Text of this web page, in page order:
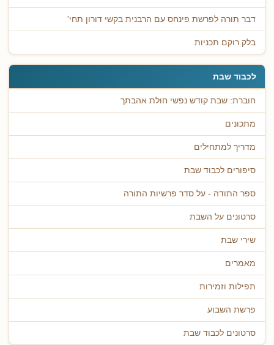
דבר תורה לפרשת פינחס עם הרבנית בקשי דורון תחי'
בלק רוקם תכניות
לכבוד שבת
חוברת: שבת קודש נפשי חולת אהבתך
מתכונים
מדריך למתחילים
סיפורים לכבוד שבת
ספר התודה - על סדר פרשיות התורה
סרטונים על השבת
שירי שבת
מאמרים
תפילות וזמירות
פרשת השבוע
סרטונים לכבוד שבת